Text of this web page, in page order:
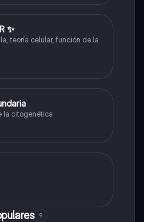
✨️
teoría celular, función de la
la citogenética
9